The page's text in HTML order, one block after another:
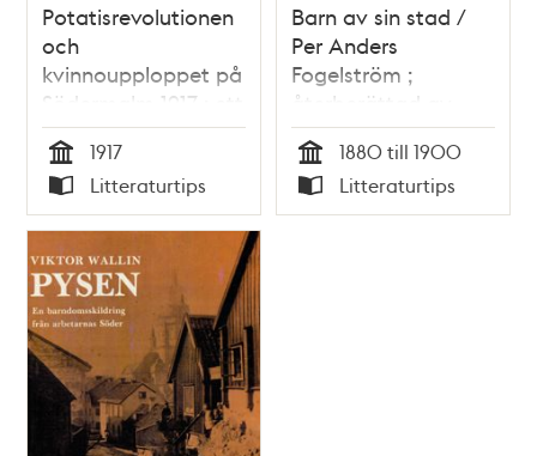
Potatisrevolutionen
och
kvinnoupploppet på
Södermalm 1917 : ett
historiskt reportage
om hunger och
demokrati / Håkan
Blomqvist
Tid
1917
Typ
Litteraturtips
Barn av sin stad /
Per Anders
Fogelström ;
återberättad av
Johan Werkmäster ;
bilder av Kalle
Berggren
Tid
1880 till 1900
Typ
Litteraturtips